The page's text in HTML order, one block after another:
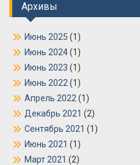
Архивы
Июнь 2025 (1)
Июнь 2024(1)
Июнь 2023 (1)
Июнь 2022 (1)
Апрель 2022 (1)
Декабрь 2021 (2)
Сентябрь 2021 (1)
Июнь 2021 (1)
Март 2021 (2)